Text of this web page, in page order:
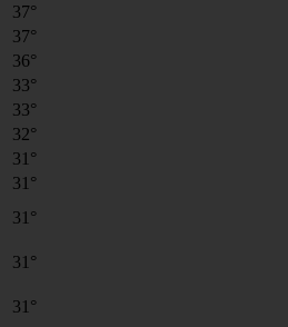
37°
37°
36°
33°
33°
32°
31°
31°
31°
31°
31°